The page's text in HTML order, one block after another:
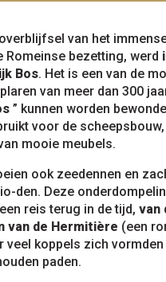
van het
Romeinse bezetting, werd
Bos. Het is een van de
van meer dan 300
” kunnen worden
voor de
mooie meubels.
ook zeedennen en
den. Deze
reis terug in de tijd, van
van de Hermitière (een
veel koppels zich
paden.